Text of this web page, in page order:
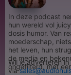
In deze podcast
hun wereld vol
dosis humor. Van
moederschap,
het leven, hun
de media en
ongefilterd, met
Wil je adverteren
via